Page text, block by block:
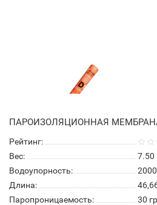
ПАРОИЗОЛЯЦИОННАЯ МЕМБРАНА
Рейтинг:
Вес:
7.50
Водоупорность:
Длина:
Паропроницаемость:
30